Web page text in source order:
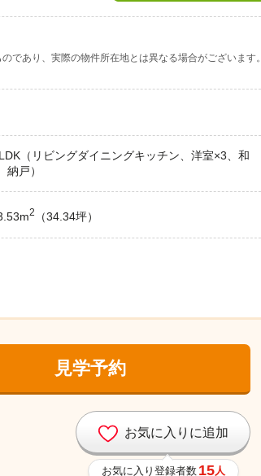
あり、実際の物件所在地とは異なる場合がございます。
（リビングダイニングキッチン、洋室×3、和
納戸）
2 （34.34坪）
見学予約
お気に入りに追加
お気に入り登録者数 15人